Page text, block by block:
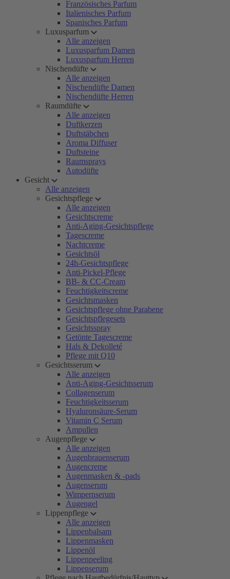
Französisches Parfum
Italienisches Parfum
Spanisches Parfum
Luxusparfum
Alle anzeigen
Luxusparfum Damen
Luxusparfum Herren
Nischendüfte
Alle anzeigen
Nischendüfte Damen
Nischendüfte Herren
Raumdüfte
Alle anzeigen
Duftkerzen
Duftstäbchen
Aroma Diffuser
Duftsteine
Raumsprays
Autodüfte
Gesicht
Alle anzeigen
Gesichtspflege
Alle anzeigen
Gesichtscreme
Anti-Aging-Gesichtspflege
Tagescreme
Nachtcreme
Gesichtsöl
24h-Gesichtspflege
Anti-Pickel-Pflege
BB- & CC-Cream
Feuchtigkeitscreme
Gesichtsmasken
Gesichtspflege ohne Parabene
Gesichtspflegesets
Gesichtsspray
Getönte Tagescreme
Hals & Dekolleté
Pflege mit Q10
Gesichtsserum
Alle anzeigen
Anti-Aging-Gesichtsserum
Collagenserum
Feuchtigkeitsserum
Hyaluronsäure-Serum
Vitamin C Serum
Ampullen
Augenpflege
Alle anzeigen
Augenbrauenserum
Augencreme
Augenmasken & -pads
Augenserum
Wimpernserum
Augengel
Lippenpflege
Alle anzeigen
Lippenbalsam
Lippenmasken
Lippenöl
Lippenpeeling
Lippenserum